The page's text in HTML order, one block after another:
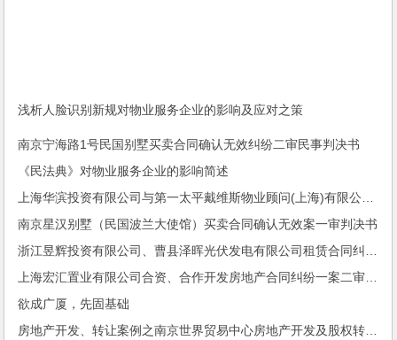
浅析人脸识别新规对物业服务企业的影响及应对之策
南京宁海路1号民国别墅买卖合同确认无效纠纷二审民事判决书
《民法典》对物业服务企业的影响简述
南京星汉别墅（民国波兰大使馆）买卖合同确认无效案一审判决书
欲成广厦，先固基础